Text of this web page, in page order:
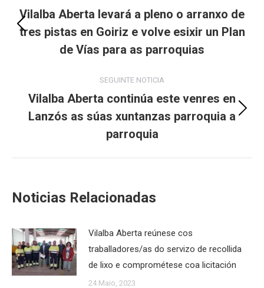
navigation
Previous
post:
Vilalba Aberta levará a pleno o arranxo de
tres pistas en Goiriz e volve esixir un Plan
de Vías para as parroquias
SEGUINTE NOTICIA
Next
post:
Vilalba Aberta continúa este venres en
Lanzós as súas xuntanzas parroquia a
parroquia
Noticias Relacionadas
Vilalba Aberta reúnese cos
traballadores/as do servizo de recollida
de lixo e comprométese coa licitación
24 Maio, 2023